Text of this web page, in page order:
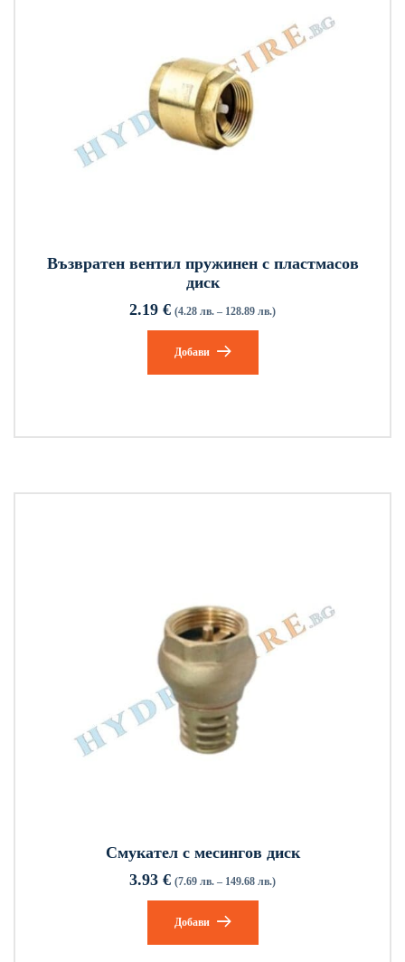
Възвратен вентил пружинен с пластмасов
диск
2.19 € (4.28 лв. – 128.89 лв.)
Добави
Смукател с месингов диск
3.93 € (7.69 лв. – 149.68 лв.)
Добави